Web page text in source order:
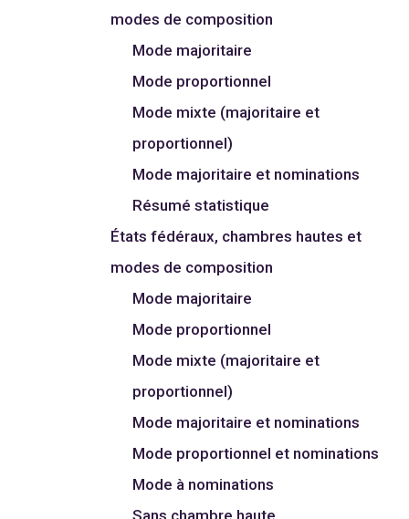
modes de composition
Mode majoritaire
Mode proportionnel
Mode mixte (majoritaire et
proportionnel)
Mode majoritaire et nominations
Résumé statistique
États fédéraux, chambres hautes et
modes de composition
Mode majoritaire
Mode proportionnel
Mode mixte (majoritaire et
proportionnel)
Mode majoritaire et nominations
Mode proportionnel et nominations
Mode à nominations
Sans chambre haute